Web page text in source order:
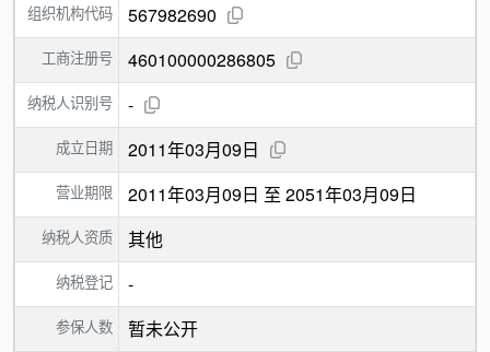
组织机构代码 567982690
工商注册号 460100000286805
纳税人识别号 -
成立日期 2011年03月09日
营业期限 2011年03月09日 至 2051年03月09日
纳税人资质 其他
纳税登记 -
参保人数 暂未公开